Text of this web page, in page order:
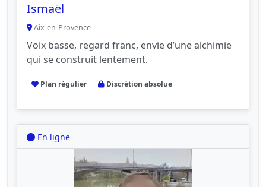
Ismaël
Aix-en-Provence
Voix basse, regard franc, envie d’une alchimie
qui se construit lentement.
Plan régulier Discrétion absolue
En ligne